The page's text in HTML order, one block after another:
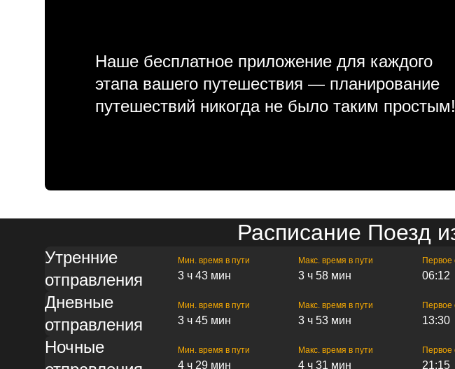
Наше бесплатное приложение для каждого
этапа вашего путешествия — планирование
путешествий никогда не было таким простым!
Расписание Поезд
Утренние
отправления
Мин. время в пути
3 ч 43 мин
Макс. время в пути
3 ч 58 мин
Первое
06:12
Дневные
отправления
Мин. время в пути
3 ч 45 мин
Макс. время в пути
3 ч 53 мин
Первое
13:30
Ночные
Мин. время в пути
4 ч 29 мин
Макс. время в пути
4 ч 31 мин
Первое
21:15